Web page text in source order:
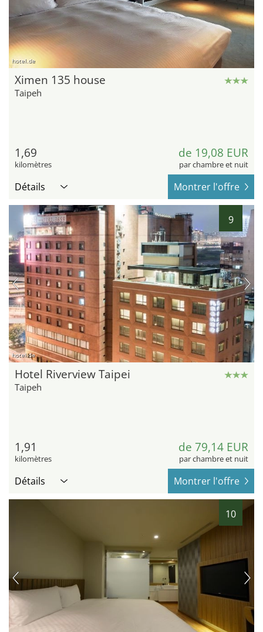
hotel.de
Ximen 135 house
Taipeh
1,69
kilomètres
de 19,08 EUR
par chambre et nuit
Détails Montrer l'offre
9
hotel.de
Hotel Riverview Taipei
Taipeh
1,91
kilomètres
de 79,14 EUR
par chambre et nuit
Détails Montrer l'offre
10